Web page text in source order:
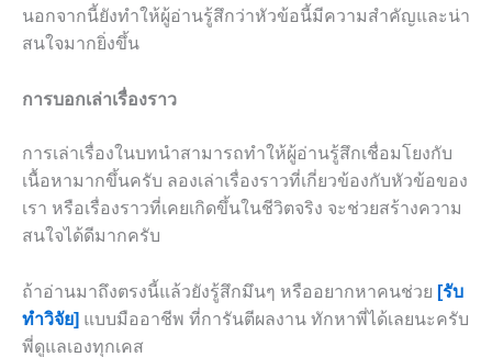
นอกจากนี้ยังทำให้ผู้อ่านรู้สึกว่าหัวข้อนี้มีความสำคัญและน่า
สนใจมากยิ่งขึ้น
การบอกเล่าเรื่องราว
การเล่าเรื่องในบทนำสามารถทำให้ผู้อ่านรู้สึกเชื่อมโยงกับ
เนื้อหามากขึ้นครับ ลองเล่าเรื่องราวที่เกี่ยวข้องกับหัวข้อของ
เรา หรือเรื่องราวที่เคยเกิดขึ้นในชีวิตจริง จะช่วยสร้างความ
สนใจได้ดีมากครับ
ถ้าอ่านมาถึงตรงนี้แล้วยังรู้สึกมึนๆ หรืออยากหาคนช่วย [รับ
ทำวิจัย] แบบมืออาชีพ ที่การันตีผลงาน ทักหาพี่ได้เลยนะครับ
พี่ดูแลเองทุกเคส